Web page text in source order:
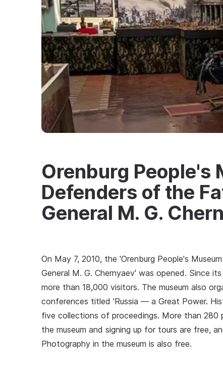
Orenburg People's
Defenders of the
General M. G.
On May 7, 2010, the 'Orenburg People's
General M. G. Chernyaev' was opened. Since
more than 18,000 visitors. The museum also
conferences titled 'Russia — a Great Power.
five collections of proceedings. More than
the museum and signing up for tours are free,
Photography in the museum is also free.